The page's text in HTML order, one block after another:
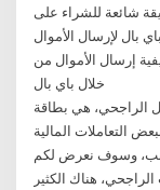
شائعة للشراء على
بال لإرسال الأموال
إرسال الأموال من
خلال باي بال
الراجحي، هي بطاقة
التعاملات المالية
وسوف نعرض لكم
هناك الكثير